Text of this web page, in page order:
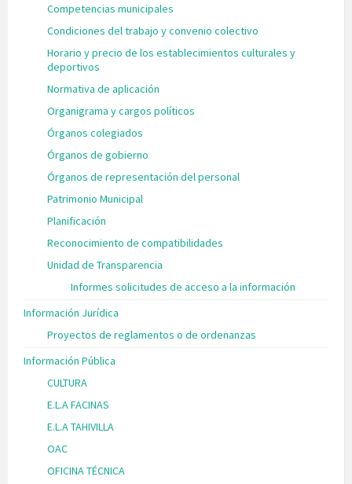
Competencias municipales
Condiciones del trabajo y convenio colectivo
Horario y precio de los establecimientos culturales y
deportivos
Normativa de aplicación
Organigrama y cargos políticos
Órganos colegiados
Órganos de gobierno
Órganos de representación del personal
Patrimonio Municipal
Planificación
Reconocimiento de compatibilidades
Unidad de Transparencia
Informes solicitudes de acceso a la información
Información Jurídica
Proyectos de reglamentos o de ordenanzas
Información Pública
CULTURA
E.L.A FACINAS
E.L.A TAHIVILLA
OAC
OFICINA TÉCNICA